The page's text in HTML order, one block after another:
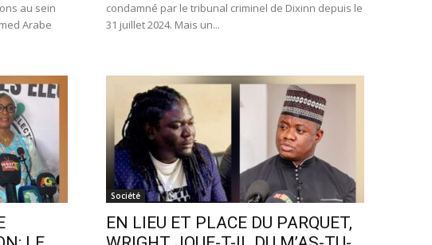
au sein
Arabe
condamné par le tribunal criminel de Dixinn depuis le
31 juillet 2024. Mais un...
Société
EN LIEU ET PLACE DU PARQUET,